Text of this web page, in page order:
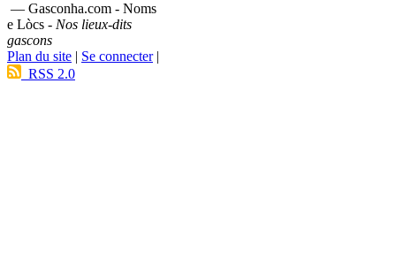
— Gasconha.com - Noms
e Lòcs - Nos lieux-dits
gascons
Plan du site | Se connecter|
RSS 2.0